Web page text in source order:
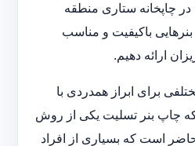
در چاپخانه ستاری منطقه
باکیفیت و مناسب
ارائه دهیم.
برای ابراز همدردی با
که چاپ بنر تسلیت یکی از روش
است که بسیاری از افراد